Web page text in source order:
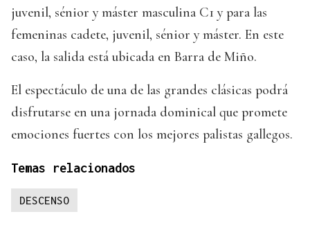
juvenil, sénior y máster masculina C1 y para las
femeninas cadete, juvenil, sénior y máster. En este
caso, la salida está ubicada en Barra de Miño.
El espectáculo de una de las grandes clásicas podrá
disfrutarse en una jornada dominical que promete
emociones fuertes con los mejores palistas gallegos.
Temas relacionados
DESCENSO